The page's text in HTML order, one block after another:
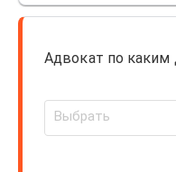
Адвокат по каким
Выбрать